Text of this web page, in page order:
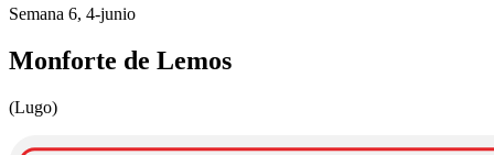
Semana 6, 4-junio
Monforte de Lemos
(Lugo)